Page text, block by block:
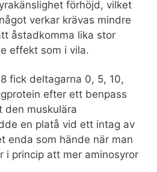
förhöjd, vilket
verkar krävas mindre
åstadkomma lika stor
effekt som i vila.
fick deltagarna 0, 5, 10,
efter ett benpass
den muskulära
en platå vid ett intag av
enda som hände när man
i princip att mer aminosyror